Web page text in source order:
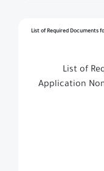
List of Required Documents
List of
Application